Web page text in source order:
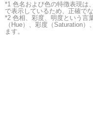
*1 色名および色の特徴表現は
で表示しているため、正確で
*2 色相、彩度、明度という言
（Hue）、彩度（Saturation
ます。